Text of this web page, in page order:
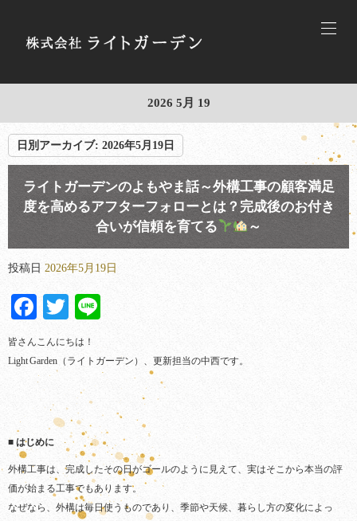
2026 5月 19
日別アーカイブ: 2026年5月19日
ライトガーデンのよもやま話～外構工事の顧客満足
度を高めるアフターフォローとは？完成後のお付き
合いが信頼を育てる
～
投稿日 2026年5月19日
Facebook
Twitter
皆さんこんにちは！
Light Garden（ライトガーデン）、更新担当の中西です。
■ はじめに
外構工事は、完成したその日がゴールのように見えて、実はそこから本当の評
価が始まる工事でもあります。
なぜなら、外構は毎日使うものであり、季節や天候、暮らし方の変化によっ